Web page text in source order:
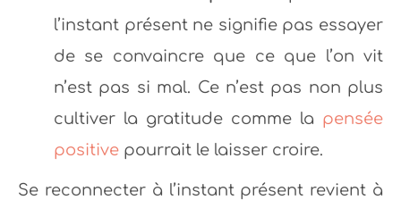
l’instant présent ne signifie pas essayer
de se convaincre que ce que l’on vit
n’est pas si mal. Ce n’est pas non plus
cultiver la gratitude comme la pensée
positive pourrait le laisser croire.
Se reconnecter à l’instant présent revient à